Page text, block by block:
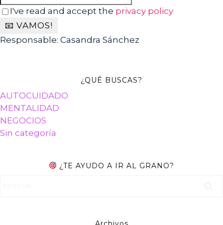
I've read and accept the privacy policy
Responsable: Casandra Sánchez
¿QUÉ BUSCAS?
AUTOCUIDADO
MENTALIDAD
NEGOCIOS
Sin categoría
¿TE AYUDO A IR AL GRANO?